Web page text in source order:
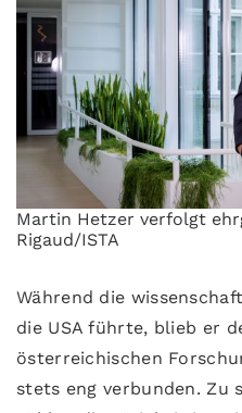
Martin Hetzer verfolgt
Rigaud/ISTA
Während die
die USA führte, blieb er
österreichischen
stets eng verbunden. Zu